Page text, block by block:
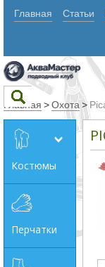
Главная Статьи
Текст
Искать
Любое из
слов
Главная >Охота >
Костюмы
Перчатки